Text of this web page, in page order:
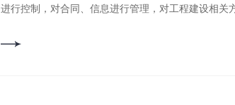
进行控制，对合同、信息进行管理，对工程建设相关
服务。